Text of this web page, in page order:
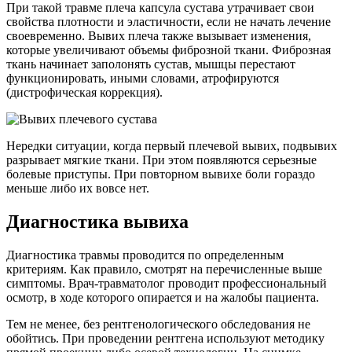
При такой травме плеча капсула сустава утрачивает свои
свойства плотности и эластичности, если не начать лечение
своевременно. Вывих плеча также вызывает изменения,
которые увеличивают объемы фиброзной ткани. Фиброзная
ткань начинает заполонять сустав, мышцы перестают
функционировать, иными словами, атрофируются
(дистрофическая коррекция).
Нередки ситуации, когда первый плечевой вывих, подвывих
разрывает мягкие ткани. При этом появляются серьезные
болевые приступы. При повторном вывихе боли гораздо
меньше либо их вовсе нет.
Диагностика вывиха
Диагностика травмы проводится по определенным
критериям. Как правило, смотрят на перечисленные выше
симптомы. Врач-травматолог проводит профессиональный
осмотр, в ходе которого опирается и на жалобы пациента.
Тем не менее, без рентгенологического обследования не
обойтись. При проведении рентгена используют методику